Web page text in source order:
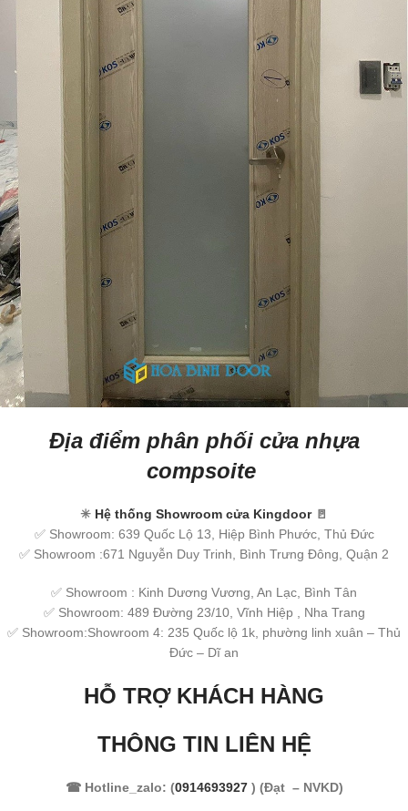
Địa điểm phân phối cửa nhựa
compsoite
✳ Hệ thống Showroom cửa Kingdoor🚪
✅ Showroom: 639 Quốc Lộ 13, Hiệp Bình Phước, Thủ Đức
✅ Showroom :671 Nguyễn Duy Trinh, Bình Trưng Đông, Quận 2
✅ Showroom : Kinh Dương Vương, An Lạc, Bình Tân
✅ Showroom: 489 Đường 23/10, Vĩnh Hiệp , Nha Trang
✅ Showroom:Showroom 4: 235 Quốc lộ 1k, phường linh xuân – Thủ
Đức – Dĩ an
HỖ TRỢ KHÁCH HÀNG
THÔNG TIN LIÊN HỆ
☎ Hotline_zalo: (0914693927 ) (Đạt – NVKD)